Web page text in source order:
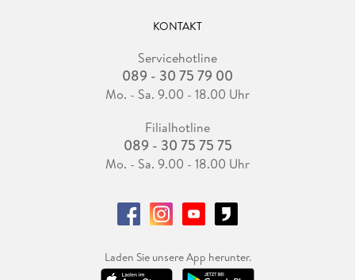
KONTAKT
Servicehotline
089 - 30 75 79 00
Mo. - Sa. 9.00 - 18.00 Uhr
Filialhotline
089 - 30 75 75 75
Mo. - Sa. 9.00 - 18.00 Uhr
Laden Sie unsere App herunter.